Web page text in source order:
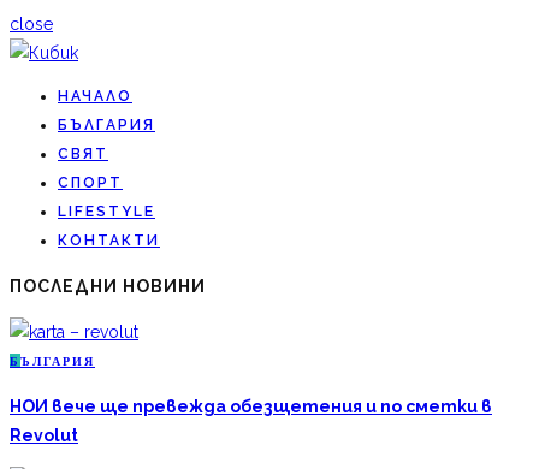
close
НАЧАЛО
БЪЛГАРИЯ
СВЯТ
СПОРТ
LIFESTYLE
КОНТАКТИ
ПОСЛЕДНИ НОВИНИ
Б ЪЛГАРИЯ
НОИ вече ще превежда обезщетения и по сметки в
Revolut